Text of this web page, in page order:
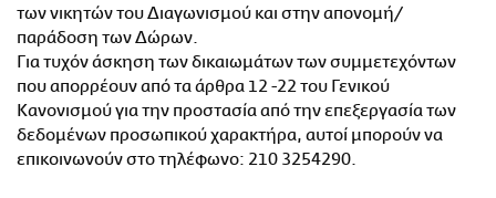
των νικητών του Διαγωνισμού και στην απονομή/
παράδοση των Δώρων.
Για τυχόν άσκηση των δικαιωμάτων των συμμετεχόντων
που απορρέουν από τα άρθρα 12 -22 του Γενικού
Κανονισμού για την προστασία από την επεξεργασία των
δεδομένων προσωπικού χαρακτήρα, αυτοί μπορούν να
επικοινωνούν στο τηλέφωνο: 210 3254290.